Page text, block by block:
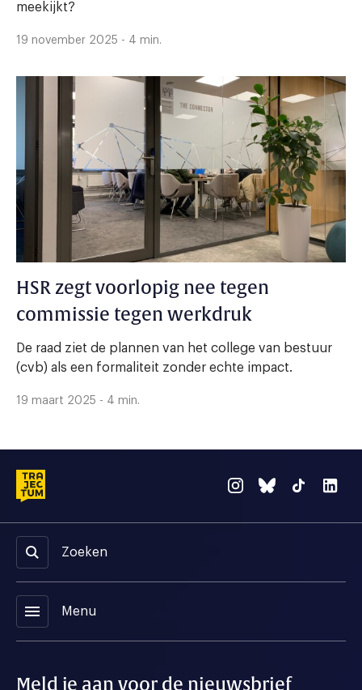
meekijkt?
19 november 2025 - 4 min.
HSR zegt voorlopig nee tegen
commissie tegen werkdruk
De raad ziet de plannen van het college van bestuur
(cvb) als een formaliteit zonder echte impact.
19 maart 2025 - 4 min.
Zoeken
menu Menu
Meld je aan voor de nieuwsbrief